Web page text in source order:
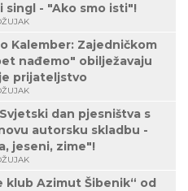
singl - "Ako smo isti"!
Kalember: Zajedničkom
nađemo" obilježavaju
prijateljstvo
Svjetski dan pjesništva s
autorsku skladbu -
jeseni, zime"!
klub Azimut Šibenik“ od